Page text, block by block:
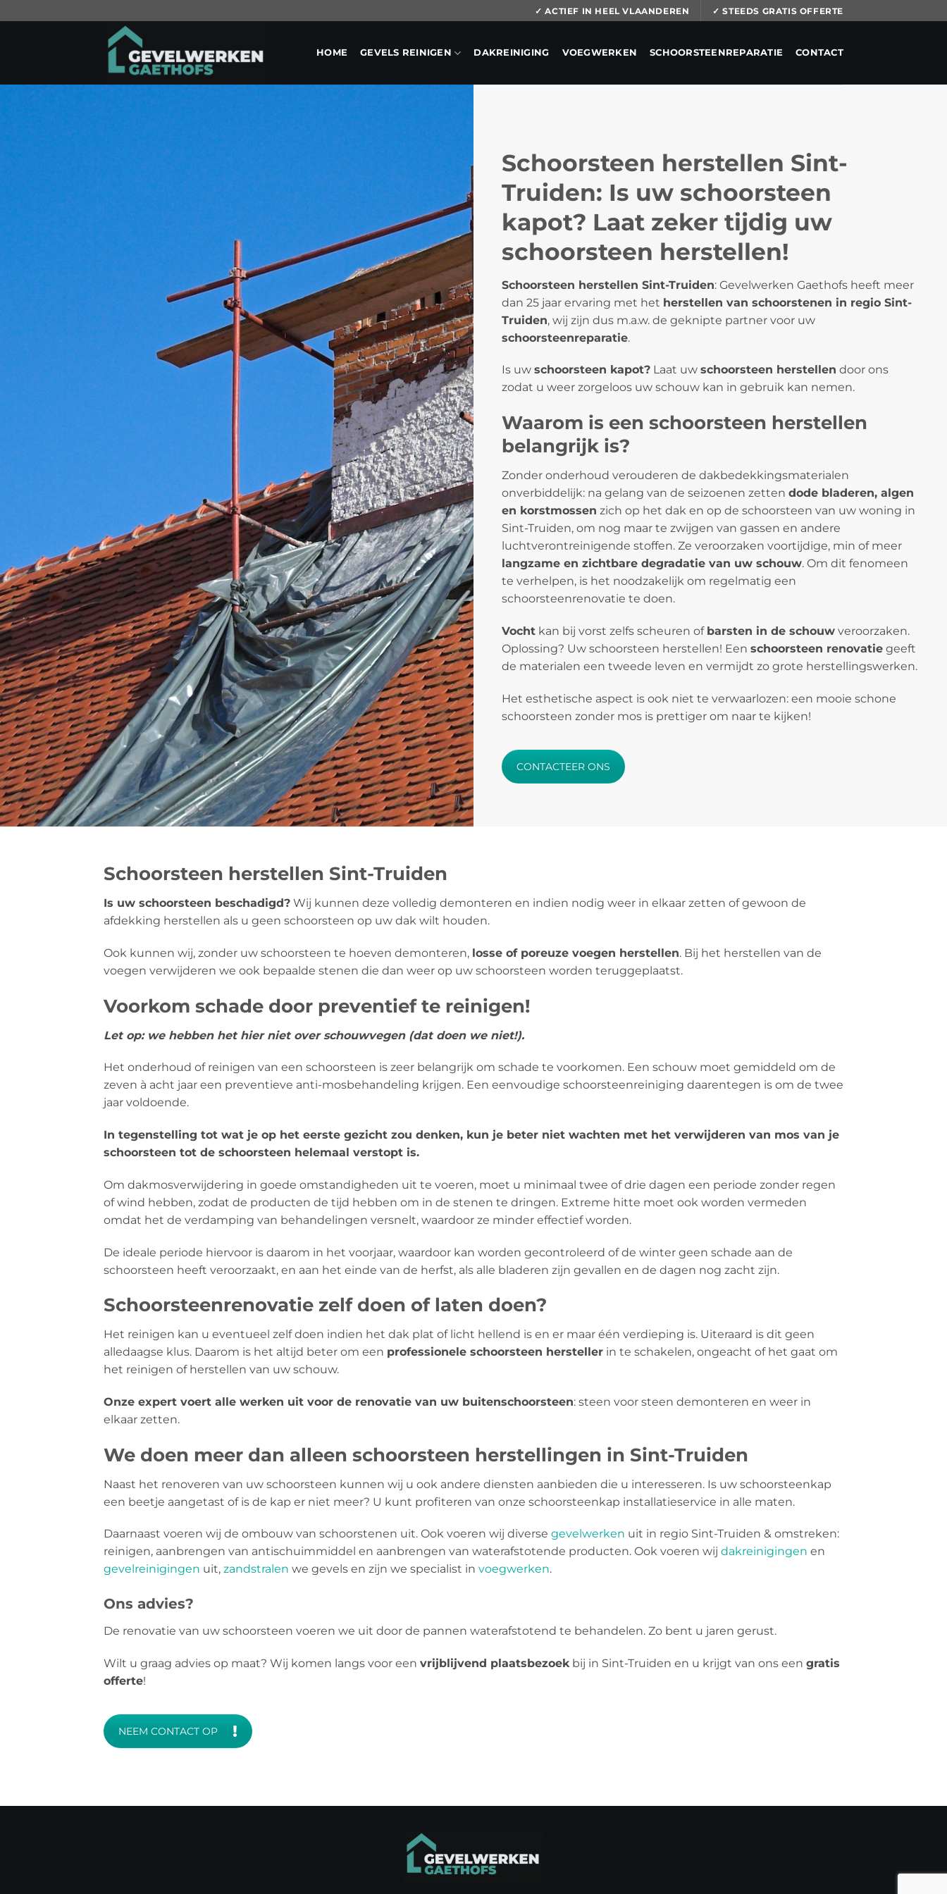
✓ ACTIEF IN HEEL VLAANDEREN ✓ STEEDS GRATIS OFFERTE
HOME GEVELS REINIGEN DAKREINIGING VOEGWERKEN SCHOORSTEENREPARATIE CONTACT
Schoorsteen herstellen Sint-
Truiden: Is uw schoorsteen
kapot? Laat zeker tijdig uw
schoorsteen herstellen!
Schoorsteen herstellen Sint-Truiden: Gevelwerken Gaethofs heeft meer
dan 25 jaar ervaring met het herstellen van schoorstenen in regio Sint-
Truiden, wij zijn dus m.a.w. de geknipte partner voor uw
schoorsteenreparatie.
Is uw schoorsteen kapot? Laat uw schoorsteen herstellen door ons
zodat u weer zorgeloos uw schouw kan in gebruik kan nemen.
Waarom is een schoorsteen herstellen
belangrijk is?
Zonder onderhoud verouderen de dakbedekkingsmaterialen
onverbiddelijk: na gelang van de seizoenen zetten dode bladeren, algen
en korstmossen zich op het dak en op de schoorsteen van uw woning in
Sint-Truiden, om nog maar te zwijgen van gassen en andere
luchtverontreinigende stoffen. Ze veroorzaken voortijdige, min of meer
langzame en zichtbare degradatie van uw schouw. Om dit fenomeen
te verhelpen, is het noodzakelijk om regelmatig een
schoorsteenrenovatie te doen.
Vocht kan bij vorst zelfs scheuren of barsten in de schouw veroorzaken.
Oplossing? Uw schoorsteen herstellen! Een schoorsteen renovatie geeft
de materialen een tweede leven en vermijdt zo grote herstellingswerken.
Het esthetische aspect is ook niet te verwaarlozen: een mooie schone
schoorsteen zonder mos is prettiger om naar te kijken!
CONTACTEER ONS
Schoorsteen herstellen Sint-Truiden
Is uw schoorsteen beschadigd? Wij kunnen deze volledig demonteren en indien nodig weer in elkaar zetten of gewoon de
afdekking herstellen als u geen schoorsteen op uw dak wilt houden.
Ook kunnen wij, zonder uw schoorsteen te hoeven demonteren, losse of poreuze voegen herstellen. Bij het herstellen van de
voegen verwijderen we ook bepaalde stenen die dan weer op uw schoorsteen worden teruggeplaatst.
Voorkom schade door preventief te reinigen!
Let op: we hebben het hier niet over schouwvegen (dat doen we niet!).
Het onderhoud of reinigen van een schoorsteen is zeer belangrijk om schade te voorkomen. Een schouw moet gemiddeld om de
zeven à acht jaar een preventieve anti-mosbehandeling krijgen. Een eenvoudige schoorsteenreiniging daarentegen is om de twee
jaar voldoende.
In tegenstelling tot wat je op het eerste gezicht zou denken, kun je beter niet wachten met het verwijderen van mos van je
schoorsteen tot de schoorsteen helemaal verstopt is.
Om dakmosverwijdering in goede omstandigheden uit te voeren, moet u minimaal twee of drie dagen een periode zonder regen
of wind hebben, zodat de producten de tijd hebben om in de stenen te dringen. Extreme hitte moet ook worden vermeden
omdat het de verdamping van behandelingen versnelt, waardoor ze minder effectief worden.
De ideale periode hiervoor is daarom in het voorjaar, waardoor kan worden gecontroleerd of de winter geen schade aan de
schoorsteen heeft veroorzaakt, en aan het einde van de herfst, als alle bladeren zijn gevallen en de dagen nog zacht zijn.
Schoorsteenrenovatie zelf doen of laten doen?
Het reinigen kan u eventueel zelf doen indien het dak plat of licht hellend is en er maar één verdieping is. Uiteraard is dit geen
alledaagse klus. Daarom is het altijd beter om een ​​professionele schoorsteen hersteller in te schakelen, ongeacht of het gaat om
het reinigen of herstellen van uw schouw.
Onze expert voert alle werken uit voor de renovatie van uw buitenschoorsteen: steen voor steen demonteren en weer in
elkaar zetten.
We doen meer dan alleen schoorsteen herstellingen in Sint-Truiden
Naast het renoveren van uw schoorsteen kunnen wij u ook andere diensten aanbieden die u interesseren. Is uw schoorsteenkap
een beetje aangetast of is de kap er niet meer? U kunt profiteren van onze schoorsteenkap installatieservice in alle maten.
Daarnaast voeren wij de ombouw van schoorstenen uit. Ook voeren wij diverse gevelwerken uit in regio Sint-Truiden & omstreken:
reinigen, aanbrengen van antischuimmiddel en aanbrengen van waterafstotende producten. Ook voeren wij dakreinigingen en
gevelreinigingen uit, zandstralen we gevels en zijn we specialist in voegwerken.
Ons advies?
De renovatie van uw schoorsteen voeren we uit door de pannen waterafstotend te behandelen. Zo bent u jaren gerust.
Wilt u graag advies op maat? Wij komen langs voor een vrijblijvend plaatsbezoekbij in Sint-Truiden en u krijgt van ons een gratis
offerte!
NEEM CONTACT OP